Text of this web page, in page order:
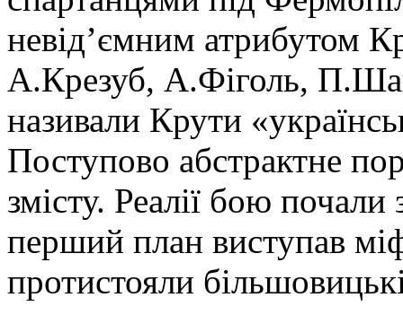
невід’ємним атрибутом
А.Крезуб, А.Фіголь,
називали Крути
Поступово абстрактне
змісту. Реалії бою
перший план виступав
протистояли